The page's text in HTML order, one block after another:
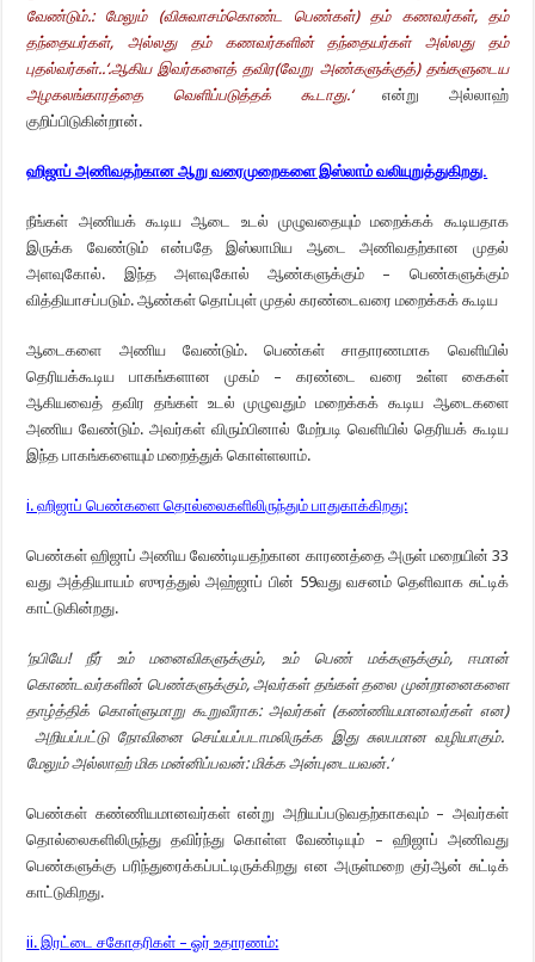
வேண்டும்.: மேலும் (விசுவாசம்கொண்ட பெண்கள்) தம்
கணவர்கள், தம்
தந்தையர்கள், அல்லது தம் கணவர்களின் தந்தையர்கள் அல்லது
தம்
புதல்வர்கள்..‘.ஆகிய இவர்களைத் தவிர(வேறு அண்களுக்குத்) தங்களுடைய
அழகலங்காரத்தை வெளிப்படுத்தக் கூடாது.‘
என்று அல்லாஹ்
குறிப்பிடுகின்றான்.
ஹிஜாப் அணிவதற்கான ஆறு வரைமுறைகளை இஸ்லாம் வலியுறுத்துகிறது.
நீங்கள் அணியக் கூடிய ஆடை உடல் முழுவதையும் மறைக்கக் கூடியதாக
இருக்க வேண்டும் என்பதே இஸ்லாமிய ஆடை அணிவதற்கான முதல்
அளவுகோல். இந்த அளவுகோல் ஆண்களுக்கும் – பெண்களுக்கும்
வித்தியாசப்படும். ஆண்கள் தொப்புள் முதல் கரண்டைவரை மறைக்கக் கூடிய
ஆடைகளை அணிய வேண்டும். பெண்கள் சாதாரணமாக வெளியில்
தெரியக்கூடிய பாகங்களான முகம் – கரண்டை வரை உள்ள கைகள்
ஆகியவைத் தவிர தங்கள் உடல் முழுவதும் மறைக்கக் கூடிய ஆடைகளை
அணிய வேண்டும். அவர்கள் விரும்பினால் மேற்படி வெளியில் தெரியக் கூடிய
இந்த பாகங்களையும் மறைத்துக் கொள்ளலாம்.
i. ஹிஜாப் பெண்களை தொல்லைகளிலிருந்தும் பாதுகாக்கிறது:
பெண்கள் ஹிஜாப் அணிய வேண்டியதற்கான காரணத்தை அருள் மறையின் 33
வது அத்தியாயம் ஸுரத்துல் அஹ்ஜாப் பின் 59வது வசனம் தெளிவாக சுட்டிக்
காட்டுகின்றது.
‘நபியே! நீர் உம் மனைவிகளுக்கும், உம் பெண் மக்களுக்கும், ஈமான்
கொண்டவர்களின் பெண்களுக்கும்,அவர்கள் தங்கள் தலை முன்றானைகளை
தாழ்த்திக் கொள்ளுமாறு கூறுவீராக: அவர்கள் (கண்ணியமானவர்கள் என)
அறியப்பட்டு நோவினை செய்யப்படாமலிருக்க இது சுலபமான வழியாகும்.
மேலும் அல்லாஹ் மிக மன்னிப்பவன்: மிக்க அன்புடையவன்.‘
பெண்கள் கண்ணியமானவர்கள் என்று அறியப்படுவதற்காகவும் – அவர்கள்
தொல்லைகளிலிருந்து தவிர்ந்து கொள்ள வேண்டியும் – ஹிஜாப் அணிவது
பெண்களுக்கு பரிந்துரைக்கப்பட்டிருக்கிறது என அருள்மறை குர்ஆன் சுட்டிக்
காட்டுகிறது.
ii. இரட்டை சகோதரிகள் – ஓர் உதாரணம்: